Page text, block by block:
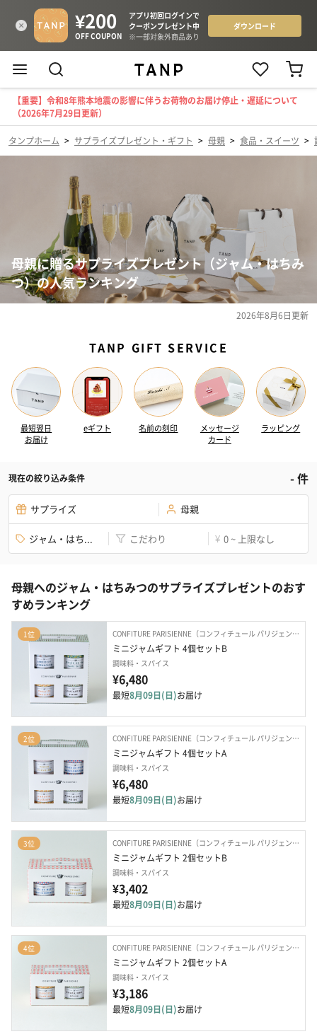
【重要】令和8年熊本地震の影響に伴うお荷物のお届け停止・遅延について
（2026年7月29日更新）
タンプホーム > サプライズプレゼント・ギフト > 母親 > 食品・スイーツ >
母親に贈るサプライズプレゼント（ジャム・はちみ
つ）の人気ランキング
2026年8月6日更新
TANP GIFT SERVICE
最短翌日
お届け
eギフト 名前の刻印
メッセージ
カード
ラッピング
現在の絞り込み条件 -件
サプライズ 母親
ジャム・はち... こだわり ¥ 0 ~ 上限なし
母親へのジャム・はちみつのサプライズプレゼントのおす
すめランキング
1位 CONFITURE PARISIENNE（コンフィチュール パリジェンヌ）
ミニジャムギフト 4個セットB
調味料・スパイス
¥6,480
最短8月09日(日)お届け
2位 CONFITURE PARISIENNE（コンフィチュール パリジェンヌ）
ミニジャムギフト 4個セットA
調味料・スパイス
¥6,480
最短8月09日(日)お届け
3位 CONFITURE PARISIENNE（コンフィチュール パリジェンヌ）
ミニジャムギフト 2個セットB
調味料・スパイス
¥3,402
最短8月09日(日)お届け
4位 CONFITURE PARISIENNE（コンフィチュール パリジェンヌ）
ミニジャムギフト 2個セットA
調味料・スパイス
¥3,186
最短8月09日(日)お届け